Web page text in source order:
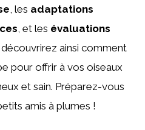
, les adaptations
, et les évaluations
découvrirez ainsi comment
pour offrir à vos oiseaux
et sain. Préparez-vous
amis à plumes !